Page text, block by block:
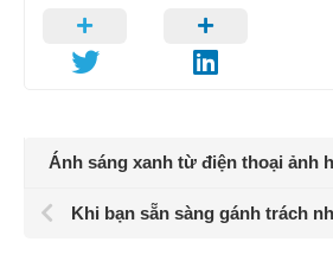
Khi bạn sẵn sàng gánh trách